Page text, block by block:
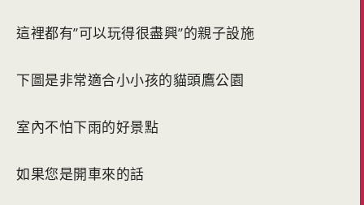
這裡都有”可以玩得很盡興”的親子設施
下圖是非常適合小小孩的貓頭鷹公園
室內不怕下雨的好景點
如果您是開車來的話